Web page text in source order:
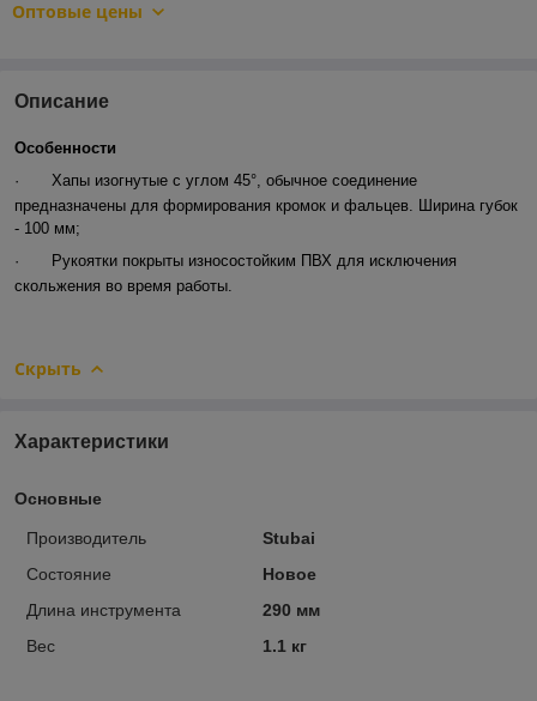
Оптовые цены
Описание
Особенности
·
Хапы изогнутые с углом 45°, обычное соединение
предназначены для формирования кромок и фальцев. Ширина губок
- 100 мм;
·
Рукоятки покрыты износостойким ПВХ для исключения
скольжения во время работы.
Скрыть
Характеристики
Основные
Производитель
Stubai
Состояние
Новое
Длина инструмента
290 мм
Вес
1.1 кг